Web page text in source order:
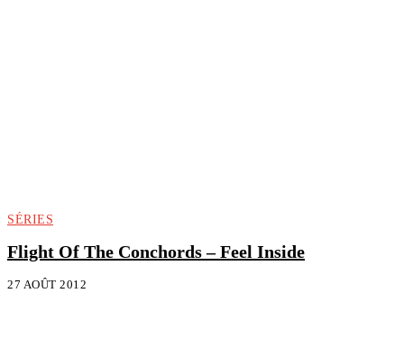
SÉRIES
Flight Of The Conchords – Feel Inside
27 AOÛT 2012